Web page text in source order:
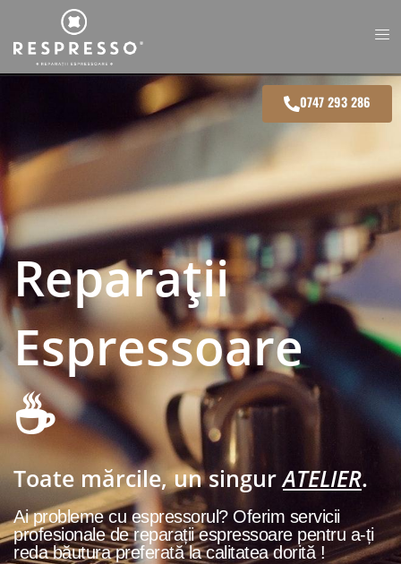
0747 293 286
Reparații
Espressoare
☕
Toate mărcile, un singurATELIER.
Ai probleme cu espressorul? Oferim servicii
profesionale de reparații espressoare pentru a-ți
reda băutura preferată la calitatea dorită !